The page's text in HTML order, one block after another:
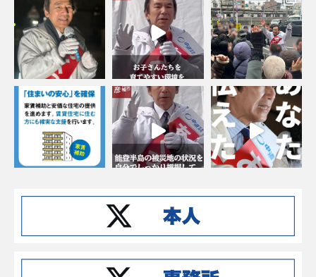
Instagramでフォローする